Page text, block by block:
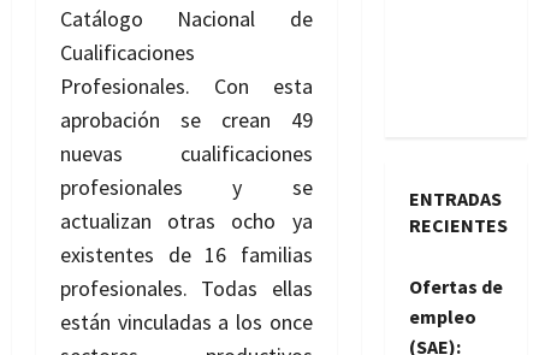
Catálogo Nacional de
Cualificaciones
Profesionales. Con esta
aprobación se crean 49
nuevas cualificaciones
profesionales y se
actualizan otras ocho ya
existentes de 16 familias
profesionales. Todas ellas
están vinculadas a los once
ENTRADAS
RECIENTES
Ofertas de
empleo
(SAE):